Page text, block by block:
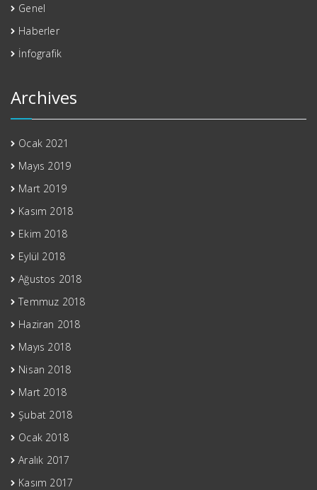
Genel
Haberler
İnfografik
Archives
Ocak 2021
Mayıs 2019
Mart 2019
Kasım 2018
Ekim 2018
Eylül 2018
Ağustos 2018
Temmuz 2018
Haziran 2018
Mayıs 2018
Nisan 2018
Mart 2018
Şubat 2018
Ocak 2018
Aralık 2017
Kasım 2017